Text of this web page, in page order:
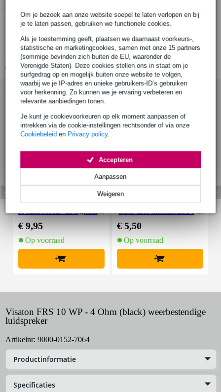
Om je bezoek aan onze website soepel te laten verlopen en bij
je te laten passen, gebruiken we functionele cookies.
Als je toestemming geeft, plaatsen we daarnaast voorkeurs-,
statistische en marketingcookies, samen met onze 15 partners
(sommige bevinden zich buiten de EU, waaronder de
Verenigde Staten). Deze cookies stellen ons in staat om je
surfgedrag op en mogelijk buiten onze website te volgen,
waarbij we je IP-adres en unieke gebruikers-ID’s gebruiken
voor herkenning. Zo kunnen we je ervaring verbeteren en
relevante aanbiedingen tonen.
Je kunt je cookievoorkeuren op elk moment aanpassen of
intrekken via de cookie-instellingen rechtsonder of via onze
Cookiebeleid en Privacy policy.
Weigeren
Aanpassen
Accepteren
Productinformatie
merk: Visaton
type: full-range luidsprekerdriver
driver_inch: 4 inch
Bekijk alle productspecificaties
Accessoires (7)
Devine MIC100/10 XL
kabel 10 meter
€ 9,95
Op voorraad
+
Innox Snap 27 kabelbi
mal zwart (10 stuks)
€ 5,50
Op voorraad
+
Visaton FRS 10 WP - 4 Ohm (black) weerbestendige
luidspreker
Artikelnr: 9000-0152-7064
Productinformatie
Specificaties